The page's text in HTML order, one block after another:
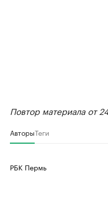
Повтор материала от
АвторыТеги
РБК Пермь